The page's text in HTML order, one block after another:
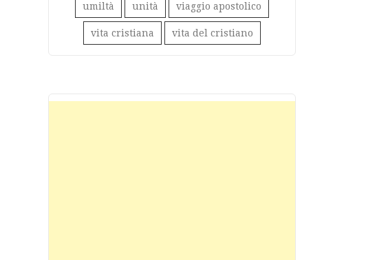
umiltà unità viaggio apostolico
vita cristiana vita del cristiano